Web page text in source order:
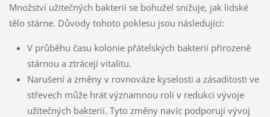
Množství užitečných bakterií se bohužel snižuje, jak lidské
tělo stárne. Důvody tohoto poklesu jsou následující:
V průběhu času kolonie přátelských bakterií přirozeně
stárnou a ztrácejí vitalitu.
Narušení a změny v rovnováze kyselosti a zásaditosti ve
střevech může hrát významnou roli v redukci vývoje
užitečných bakterií. Tyto změny navíc podporují vývoj